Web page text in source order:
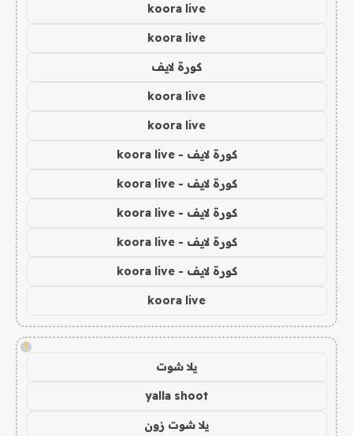
koora live
koora live
كورة لايف
koora live
koora live
كورة لايف - koora live
كورة لايف - koora live
كورة لايف - koora live
كورة لايف - koora live
كورة لايف - koora live
koora live
!
يلا شوت
yalla shoot
يلا شوت زون